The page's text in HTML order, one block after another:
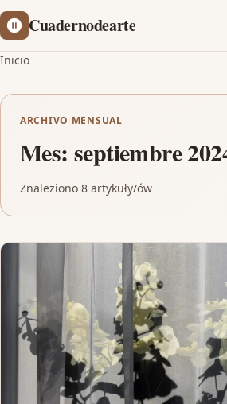
Cuadernodearte
Inicio
ARCHIVO MENSUAL
Mes: septiembre
Znaleziono 8 artykuły/ów